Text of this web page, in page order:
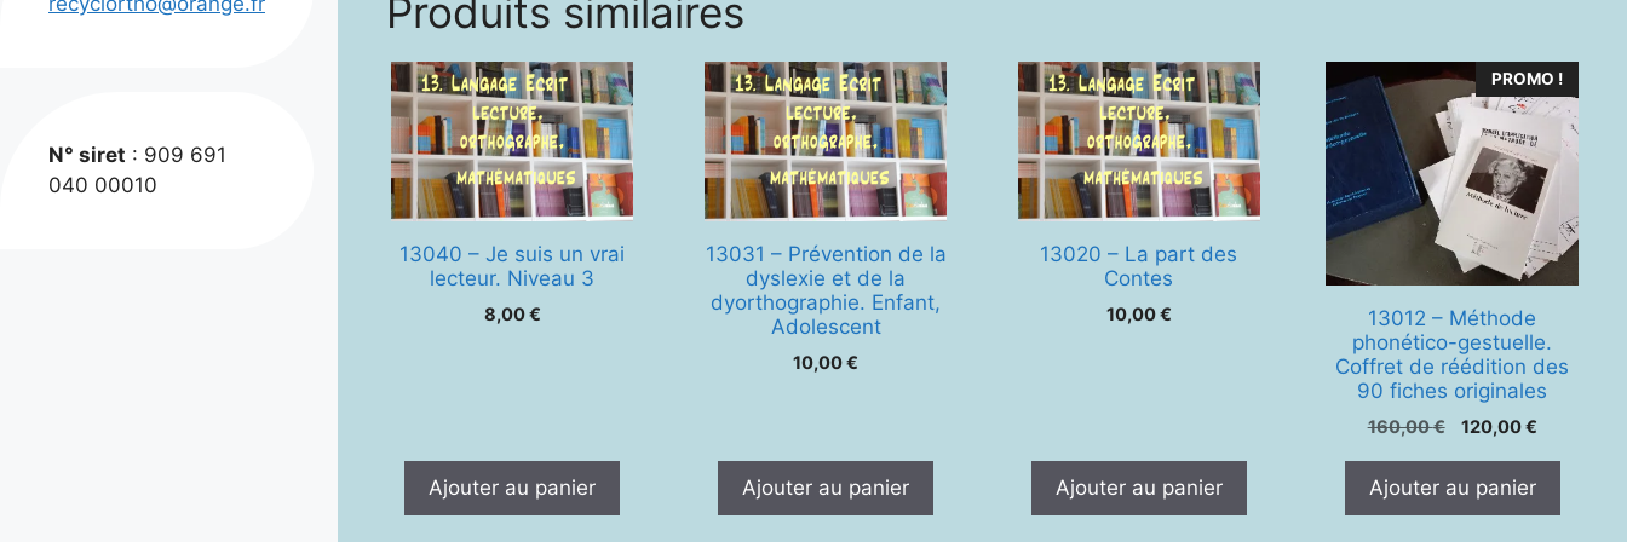
Produits similaires
13040 – Je suis un vrai
lecteur. Niveau 3
8,00€
Ajouter au panier
13031 – Prévention de la
dyslexie et de la
dyorthographie. Enfant,
Adolescent
10,00€
Ajouter au panier
13020 – La part des
Contes
10,00€
Ajouter au panier
PROMO !
13012 – Méthode
phonético-gestuelle.
Coffret de réédition des
90 fiches originales
160,00€
Le
était :
120,00€Le
Ajouter au panier
N° siret : 909 691
040 00010